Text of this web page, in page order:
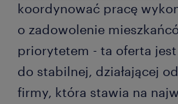
koordynować pracę
o zadowolenie
priorytetem - ta oferta jest
do stabilnej, działającej
firmy, która stawia na